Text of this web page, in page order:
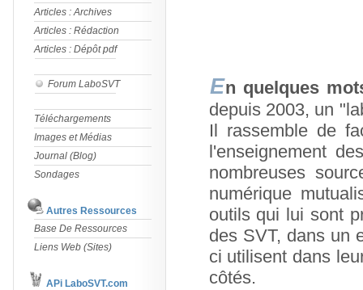
Articles : Archives
Articles : Rédaction
Articles : Dépôt pdf
Forum LaboSVT
Téléchargements
Images et Médias
Journal (Blog)
Sondages
Autres Ressources
Base De Ressources
Liens Web (Sites)
APi LaboSVT.com
En quelques
depuis 2003, un
Il rassemble de
l'enseignement
nombreuses
numérique
outils qui lui sont
des SVT, dans un
ci utilisent dans
côtés.